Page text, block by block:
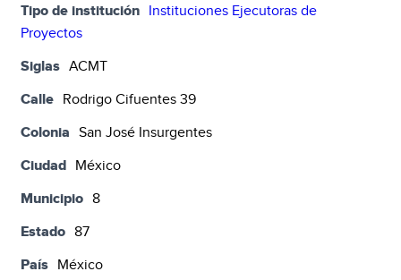
Tipo de institución Instituciones Ejecutoras de
Proyectos
Siglas ACMT
Calle Rodrigo Cifuentes 39
Colonia San José Insurgentes
Ciudad México
Municipio 8
Estado 87
País México